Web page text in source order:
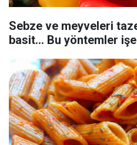
Sebze ve meyveleri
basit... Bu yöntemler